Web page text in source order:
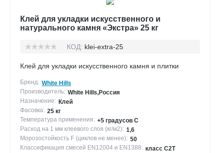
Клей для укладки искусственного и
натурального камня «Экстра» 25 кг
КОД: klei-extra-25
Клей для укладки искусственного камня и плитки
Бренд: White Hills
Производитель: White Hills,Россия
Назначение: Клей
Фасовка: 25 кг
Температура применения: +5 градусов С
Расход на 1 мм клеевого слоя (кг/м2): 1,6
Морозостойкость F (циклов не менее): 50
Классификация смесей EN12004 и EN1388: класс С2Т